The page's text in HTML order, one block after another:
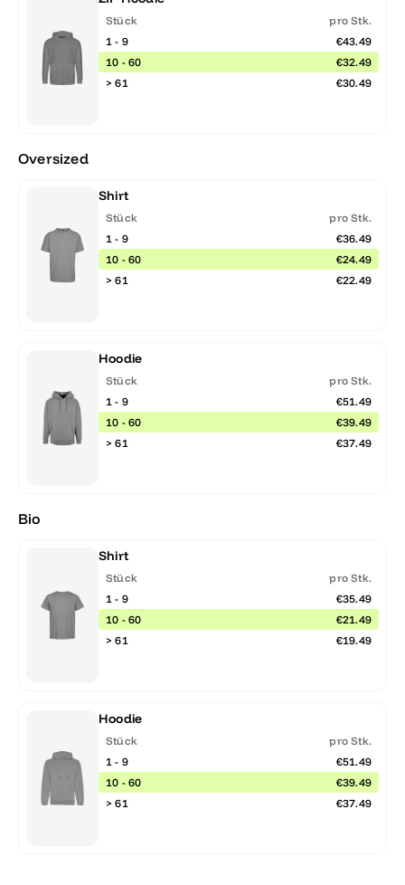
Stück
pro Stk.
1 - 9
€43.49
10 - 60
€32.49
> 61
€30.49
Oversized
Shirt
Stück
pro Stk.
1 - 9
€36.49
10 - 60
€24.49
> 61
€22.49
Hoodie
Stück
pro Stk.
1 - 9
€51.49
10 - 60
€39.49
> 61
€37.49
Bio
Shirt
Stück
pro Stk.
1 - 9
€35.49
10 - 60
€21.49
> 61
€19.49
Hoodie
Stück
pro Stk.
1 - 9
€51.49
10 - 60
€39.49
> 61
€37.49